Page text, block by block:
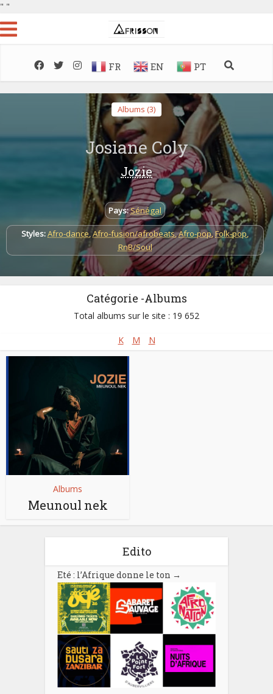
" "
FR EN PT
Albums (3)
Josiane Coly
Jozie
Pays:Sénégal
Styles:Afro-dance,Afro-fusion/afrobeats,Afro-pop,Folk-pop,
RnB/Soul
Catégorie -Albums
Total albums sur le site : 19 652
K M N
Albums
Meunoul nek
Edito
Eté : l’Afrique donne le ton →